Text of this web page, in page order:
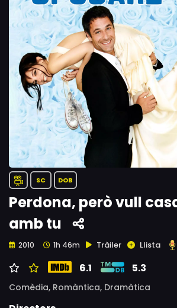
SC DOB
Perdona, però vull
amb tu
2010 1h 46m Tràiler Llista
6.1 5.3
Comèdia, Romàntica, Dramàtica